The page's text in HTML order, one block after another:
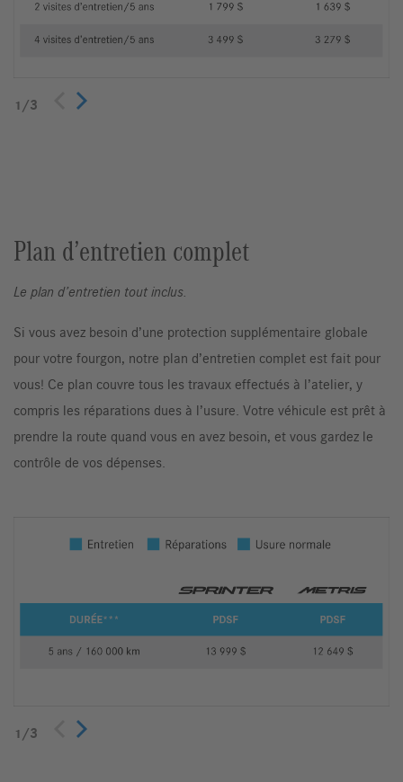
1 /3
1 /3
Plan d’entretien complet
Le plan d’entretien tout inclus.
Si vous avez besoin d’une protection supplémentaire globale
pour votre fourgon, notre plan d’entretien complet est fait pour
vous! Ce plan couvre tous les travaux effectués à l’atelier, y
compris les réparations dues à l’usure. Votre véhicule est prêt à
prendre la route quand vous en avez besoin, et vous gardez le
contrôle de vos dépenses.